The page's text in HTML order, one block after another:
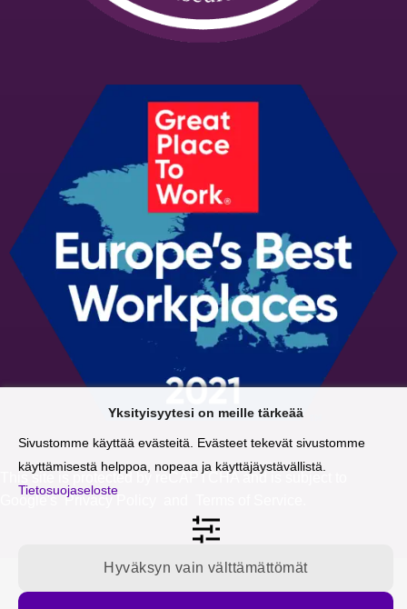
This site is protected by reCAPTCHA and is subject to
Privacy Policy
Yksityisyytesi on meille tärkeää
Sivustomme käyttää evästeitä. Evästeet tekevät sivustomme
käyttämisestä helppoa, nopeaa ja käyttäjäystävällistä.
Tietosuojaseloste
Hyväksyn vain välttämättömät